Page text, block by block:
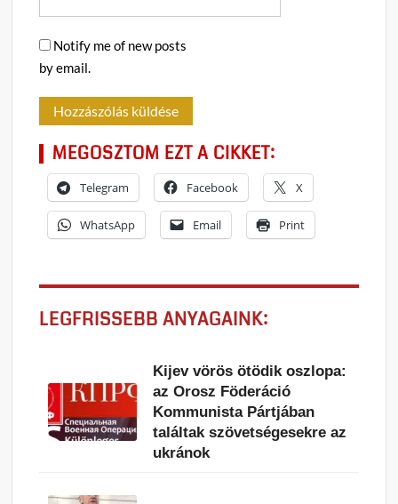
Notify me of new posts
by email.
MEGOSZTOM EZT A CIKKET:
Telegram Facebook X
WhatsApp Email Print
LEGFRISSEBB ANYAGAINK:
Kijev vörös ötödik oszlopa:
az Orosz Föderáció
Kommunista Pártjában
találtak szövetségesekre az
ukránok